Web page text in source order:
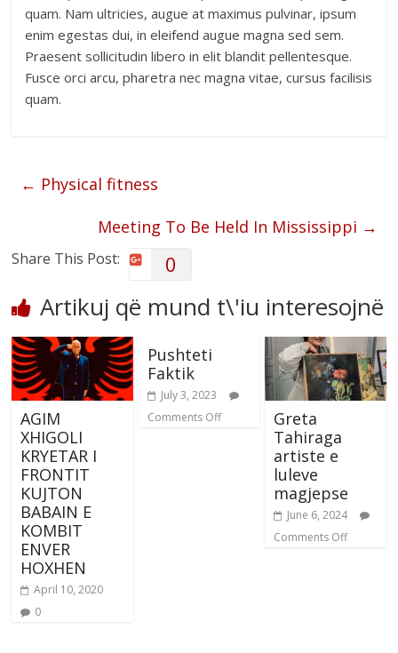
quam. Nam ultricies, augue at maximus pulvinar, ipsum
enim egestas dui, in eleifend augue magna sed sem.
Praesent sollicitudin libero in elit blandit pellentesque.
Fusce orci arcu, pharetra nec magna vitae, cursus facilisis
quam.
← Physical fitness
Meeting To Be Held In Mississippi →
Share This Post: 0
Artikuj që mund t\'iu interesojnë
AGIM
XHIGOLI
KRYETAR I
FRONTIT
KUJTON
BABAIN E
KOMBIT
ENVER
HOXHEN
April 10, 2020
0
Pushteti
Faktik
July 3, 2023
Comments Off
Greta
Tahiraga
artiste e
luleve
magjepse
June 6, 2024
Comments Off